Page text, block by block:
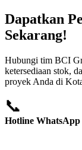
Dapatkan
Sekarang!
Hubungi tim BCI
ketersediaan stok,
proyek Anda di
📞
Hotline